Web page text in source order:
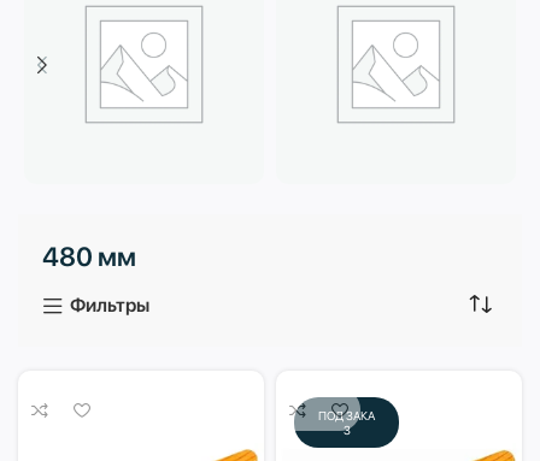
3 продукта
480 мм
Фильтры
ПОД ЗАКА
З